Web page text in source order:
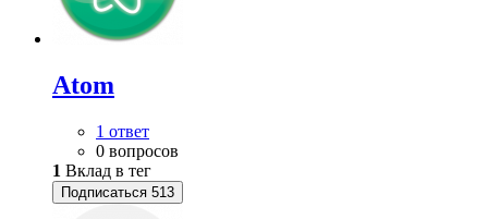
Atom
1 ответ
0 вопросов
1 Вклад в тег
Подписаться 513